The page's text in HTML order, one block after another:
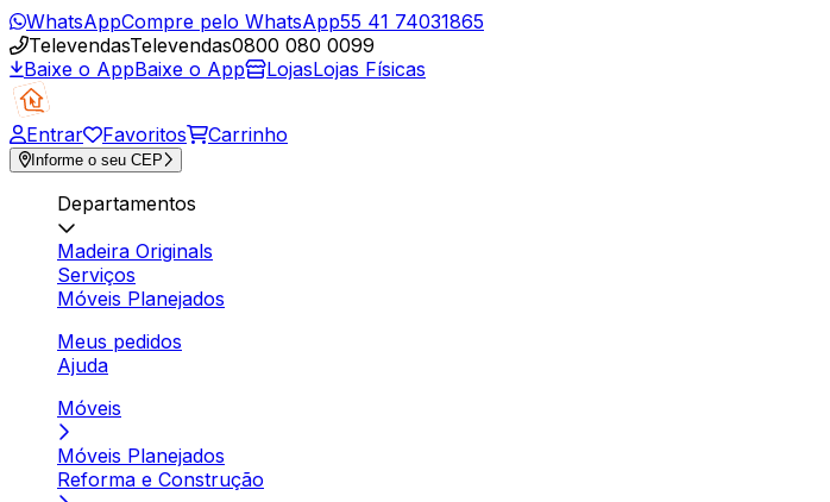
WhatsAppCompre pelo WhatsApp55 41 74031865
TelevendasTelevendas0800 080 0099
Baixe o AppBaixe o App LojasLojas Físicas
Entrar Favoritos Carrinho
Informe o seu CEP
Departamentos
Madeira Originals
Serviços
Móveis Planejados
Meus pedidos
Ajuda
Móveis
Móveis Planejados
Reforma e Construção